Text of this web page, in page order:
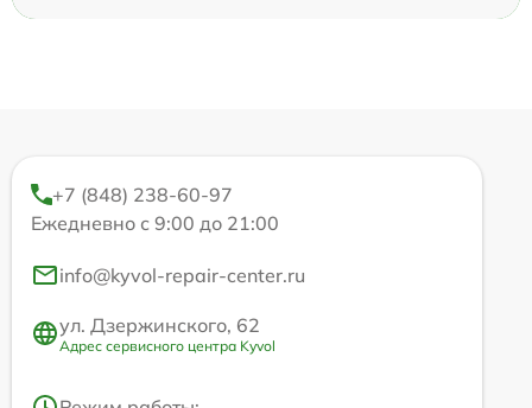
+7 (848) 238-60-97
Ежедневно с 9:00 до 21:00
info@kyvol-repair-center.ru
ул. Дзержинского, 62
Адрес сервисного центра Kyvol